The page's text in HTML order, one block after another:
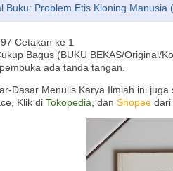
Buku: Problem Etis Kloning Manusia
Cetakan ke 1
Bagus (BUKU BEKAS/Original/
ada tanda tangan.
Dasar Menulis Karya Ilmiah ini
Klik di Tokopedia, dan Shopee dari